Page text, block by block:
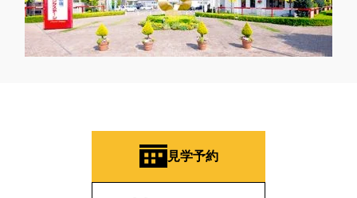
見学予約